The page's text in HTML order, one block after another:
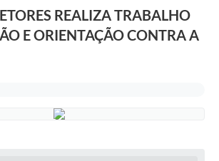
REALIZA TRABALHO
E ORIENTAÇÃO CONTRA A